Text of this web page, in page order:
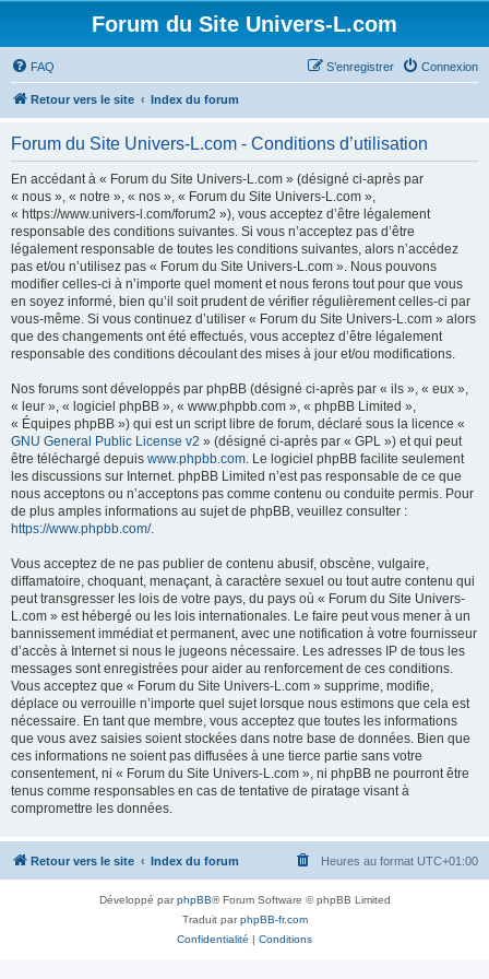
Forum du Site Univers-L.com
FAQ Connexion
S’enregistrer
Retour vers le site Index du forum
Forum du Site Univers-L.com - Conditions d’utilisation
En accédant à « Forum du Site Univers-L.com » (désigné ci-après par
« nous », « notre », « nos », « Forum du Site Univers-L.com »,
« https://www.univers-l.com/forum2 »), vous acceptez d’être légalement
responsable des conditions suivantes. Si vous n’acceptez pas d’être
légalement responsable de toutes les conditions suivantes, alors n’accédez
pas et/ou n’utilisez pas « Forum du Site Univers-L.com ». Nous pouvons
modifier celles-ci à n’importe quel moment et nous ferons tout pour que vous
en soyez informé, bien qu’il soit prudent de vérifier régulièrement celles-ci par
vous-même. Si vous continuez d’utiliser « Forum du Site Univers-L.com » alors
que des changements ont été effectués, vous acceptez d’être légalement
responsable des conditions découlant des mises à jour et/ou modifications.
Nos forums sont développés par phpBB (désigné ci-après par « ils », « eux »,
« leur », « logiciel phpBB », « www.phpbb.com », « phpBB Limited »,
« Équipes phpBB ») qui est un script libre de forum, déclaré sous la licence «
GNU General Public License v2 » (désigné ci-après par « GPL ») et qui peut
être téléchargé depuis www.phpbb.com. Le logiciel phpBB facilite seulement
les discussions sur Internet. phpBB Limited n’est pas responsable de ce que
nous acceptons ou n’acceptons pas comme contenu ou conduite permis. Pour
de plus amples informations au sujet de phpBB, veuillez consulter :
https://www.phpbb.com/.
Vous acceptez de ne pas publier de contenu abusif, obscène, vulgaire,
diffamatoire, choquant, menaçant, à caractère sexuel ou tout autre contenu qui
peut transgresser les lois de votre pays, du pays où « Forum du Site Univers-
L.com » est hébergé ou les lois internationales. Le faire peut vous mener à un
bannissement immédiat et permanent, avec une notification à votre fournisseur
d’accès à Internet si nous le jugeons nécessaire. Les adresses IP de tous les
messages sont enregistrées pour aider au renforcement de ces conditions.
Vous acceptez que « Forum du Site Univers-L.com » supprime, modifie,
déplace ou verrouille n’importe quel sujet lorsque nous estimons que cela est
nécessaire. En tant que membre, vous acceptez que toutes les informations
que vous avez saisies soient stockées dans notre base de données. Bien que
ces informations ne soient pas diffusées à une tierce partie sans votre
consentement, ni « Forum du Site Univers-L.com », ni phpBB ne pourront être
tenus comme responsables en cas de tentative de piratage visant à
compromettre les données.
Retour vers le site Index du forum Heures au format UTC+01:00
Développé parphpBB® Forum Software © phpBB Limited
Traduit parphpBB-fr.com
Confidentialité | Conditions